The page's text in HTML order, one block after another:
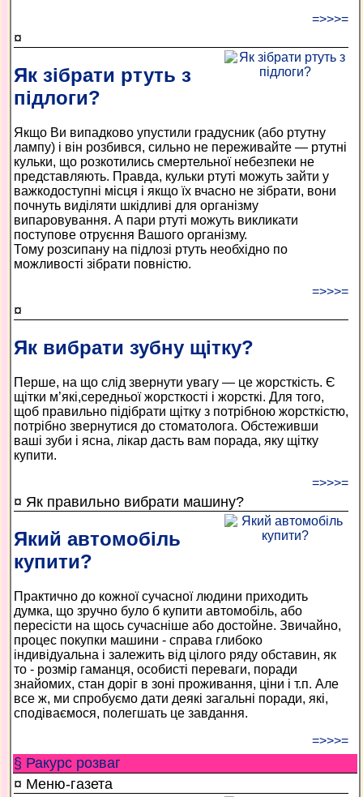
=>>>=
¤
Як зібрати ртуть з
підлоги?
Якщо Ви випадково упустили градусник (або ртутну
лампу) і він розбився, сильно не переживайте — ртутні
кульки, що розкотились смертельної небезпеки не
представляють. Правда, кульки ртуті можуть зайти у
важкодоступні місця і якщо їх вчасно не зібрати, вони
почнуть виділяти шкідливі для організму
випаровування. А пари ртуті можуть викликати
поступове отруєння Вашого організму.
Тому розсипану на підлозі ртуть необхідно по
можливості зібрати повністю.
=>>>=
¤
Як вибрати зубну щітку?
Перше, на що слід звернути увагу — це жорсткість. Є
щітки м’які,середньої жорсткості і жорсткі. Для того,
щоб правильно підібрати щітку з потрібною жорсткістю,
потрібно звернутися до стоматолога. Обстеживши
ваші зуби і ясна, лікар дасть вам порада, яку щітку
купити.
=>>>=
¤ Як правильно вибрати машину?
Який автомобіль
купити?
Практично до кожної сучасної людини приходить
думка, що зручно було б купити автомобіль, або
пересісти на щось сучасніше або достойне. Звичайно,
процес покупки машини - справа глибоко
індивідуальна і залежить від цілого ряду обставин, як
то - розмір гаманця, особисті переваги, поради
знайомих, стан доріг в зоні проживання, ціни і т.п. Але
все ж, ми спробуємо дати деякі загальні поради, які,
сподіваємося, полегшать це завдання.
=>>>=
§ Ракурс розваг
¤ Меню-газета